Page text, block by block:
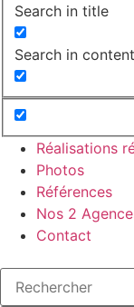
Search in title
Search in content
Réalisations
Photos
Références
Nos 2
Contact